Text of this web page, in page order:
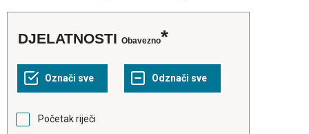
DJELATNOSTI Obavezno
Početak riječi